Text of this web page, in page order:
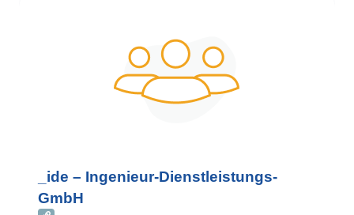
_ide – Ingenieur-Dienstleistungs-
GmbH